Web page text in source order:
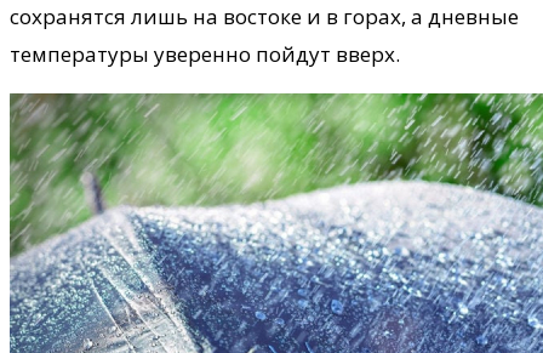
сохранятся лишь на востоке и в горах, а дневные
температуры уверенно пойдут вверх.